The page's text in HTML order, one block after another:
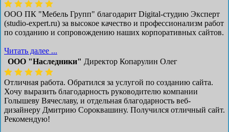
ООО ПК "Мебель Групп" благодарит Digital-студию Эксперт
(studio-expert.ru) за высокое качество и профессионализм работ
по созданию и сопровождению наших корпоративных сайтов.
Читать далее ...
ООО "Наследники" Директор Копарулин Олег
Отличная работа. Обратился за услугой по созданию сайта.
Хочу выразить благодарность руководителю компании
Голышеву Вячеславу, и отдельная благодарность веб-
дизайнеру Дмитрию Сороквашину. Получился отличный сайт.
Рекомендую!